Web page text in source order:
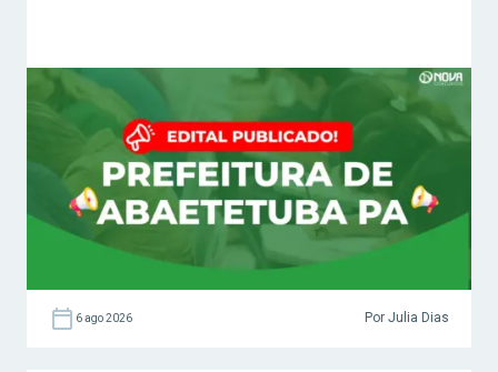
6 ago 2026 Por Julia Dias